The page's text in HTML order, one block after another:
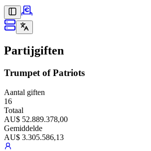
Partijgiften
Trumpet of Patriots
Aantal giften
16
Totaal
AU$ 52.889.378,00
Gemiddelde
AU$ 3.305.586,13